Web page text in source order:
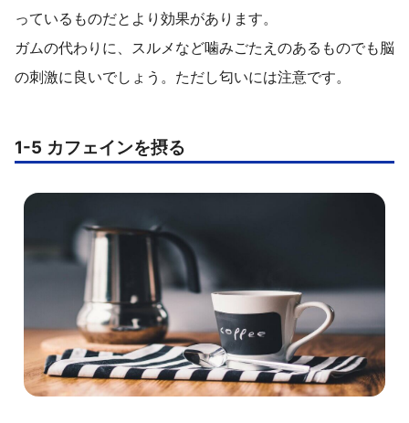
っているものだとより効果があります。
ガムの代わりに、スルメなど噛みごたえのあるものでも脳
の刺激に良いでしょう。ただし匂いには注意です。
1-5 カフェインを摂る